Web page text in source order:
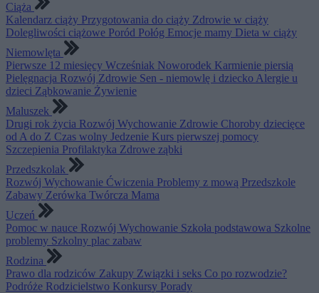
Ciąża
Kalendarz ciąży Przygotowania do ciąży Zdrowie w ciąży
Dolegliwości ciążowe Poród Połóg Emocje mamy Dieta w ciąży
Niemowlęta
Pierwsze 12 miesięcy Wcześniak Noworodek Karmienie piersią
Pielęgnacja Rozwój Zdrowie Sen - niemowlę i dziecko Alergie u
dzieci Ząbkowanie Żywienie
Maluszek
Drugi rok życia Rozwój Wychowanie Zdrowie Choroby dziecięce
od A do Z Czas wolny Jedzenie Kurs pierwszej pomocy
Szczepienia Profilaktyka Zdrowe ząbki
Przedszkolak
Rozwój Wychowanie Ćwiczenia Problemy z mową Przedszkole
Zabawy Zerówka Twórcza Mama
Uczeń
Pomoc w nauce Rozwój Wychowanie Szkoła podstawowa Szkolne
problemy Szkolny plac zabaw
Rodzina
Prawo dla rodziców Zakupy Związki i seks Co po rozwodzie?
Podróże Rodzicielstwo Konkursy Porady